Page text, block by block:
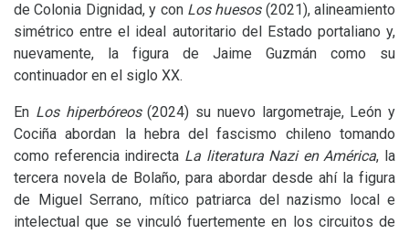
de Colonia Dignidad, y con Los huesos(2021), alineamiento
simétrico entre el ideal autoritario del Estado portaliano y,
nuevamente, la figura de Jaime Guzmán como su
continuador en el siglo XX.
En Los hiperbóreos(2024) su nuevo largometraje, León y
Cociña abordan la hebra del fascismo chileno tomando
como referencia indirecta La literatura Nazi en América, la
tercera novela de Bolaño, para abordar desde ahí la figura
de Miguel Serrano, mítico patriarca del nazismo local e
intelectual que se vinculó fuertemente en los circuitos de